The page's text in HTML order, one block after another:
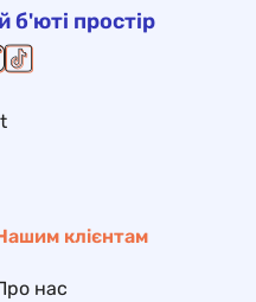
б'юті простір
клієнтам
нас